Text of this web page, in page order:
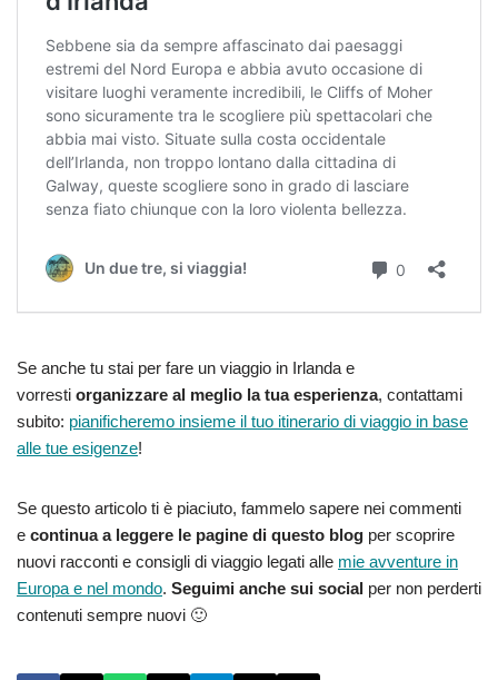
Se anche tu stai per fare un viaggio in Irlanda e
vorresti organizzare al meglio la tua esperienza, contattami
subito: pianificheremo insieme il tuo itinerario di viaggio in base
alle tue esigenze!
Se questo articolo ti è piaciuto, fammelo sapere nei commenti
e continua a leggere le pagine di questo blog per scoprire
nuovi racconti e consigli di viaggio legati alle mie avventure in
Europa e nel mondo. Seguimi anche sui social per non perderti
contenuti sempre nuovi 🙂